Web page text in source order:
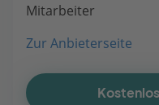
Mitarbeiter
Zur Anbieterseite